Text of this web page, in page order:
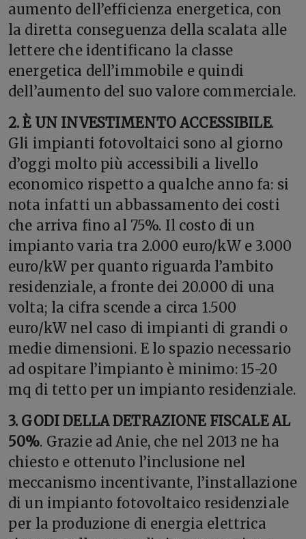
aumento dell’efficienza energetica, con
la diretta conseguenza della scalata alle
lettere che identificano la classe
energetica dell’immobile e quindi
dell’aumento del suo valore commerciale.
2. È UN INVESTIMENTO ACCESSIBILE.
Gli impianti fotovoltaici sono al giorno
d’oggi molto più accessibili a livello
economico rispetto a qualche anno fa: si
nota infatti un abbassamento dei costi
che arriva fino al 75%. Il costo di un
impianto varia tra 2.000 euro/kW e 3.000
euro/kW per quanto riguarda l’ambito
residenziale, a fronte dei 20.000 di una
volta; la cifra scende a circa 1.500
euro/kW nel caso di impianti di grandi o
medie dimensioni. E lo spazio necessario
ad ospitare l’impianto è minimo: 15-20
mq di tetto per un impianto residenziale.
3. GODI DELLA DETRAZIONE FISCALE AL
50%. Grazie ad Anie, che nel 2013 ne ha
chiesto e ottenuto l’inclusione nel
meccanismo incentivante, l’installazione
di un impianto fotovoltaico residenziale
per la produzione di energia elettrica